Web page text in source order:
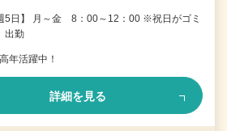
5日】 月～金 8：00～12：00 ※祝日がゴミ
出勤
年活躍中！
詳細を見る